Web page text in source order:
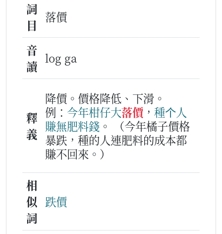
詞
目
落價
音
讀
log ga
釋
義
降價。價格降低、下滑。
例： 今年柑仔大落價 ， 種个人
賺無肥料錢 。
（今年橘子價格
暴跌，種的人連肥料的成本都
賺不回來。）
相
似
詞
跌價